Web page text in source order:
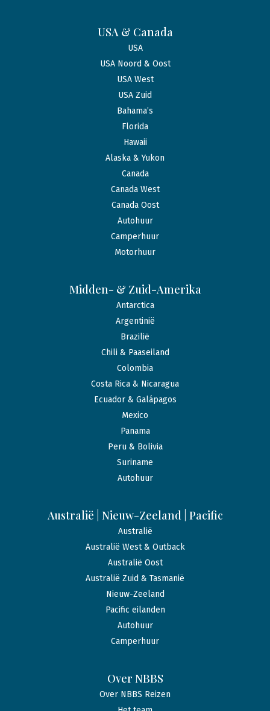
USA & Canada
USA
USA Noord & Oost
USA West
USA Zuid
Bahama’s
Florida
Hawaii
Alaska & Yukon
Canada
Canada West
Canada Oost
Autohuur
Camperhuur
Motorhuur
Midden- & Zuid-Amerika
Antarctica
Argentinië
Brazilië
Chili & Paaseiland
Colombia
Costa Rica & Nicaragua
Ecuador & Galápagos
Mexico
Panama
Peru & Bolivia
Suriname
Autohuur
Australië | Nieuw-Zeeland | Pacific
Australië
Australië West & Outback
Australië Oost
Australië Zuid & Tasmanië
Nieuw-Zeeland
Pacific eilanden
Autohuur
Camperhuur
Over NBBS
Over NBBS Reizen